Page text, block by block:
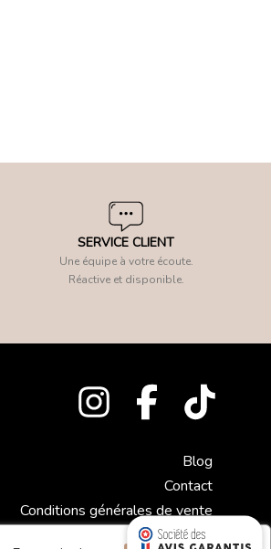
SERVICE CLIENT
Une équipe à votre écoute.
Réactive et disponible.
Blog
Contact
Conditions générales de vente
Mentions légales